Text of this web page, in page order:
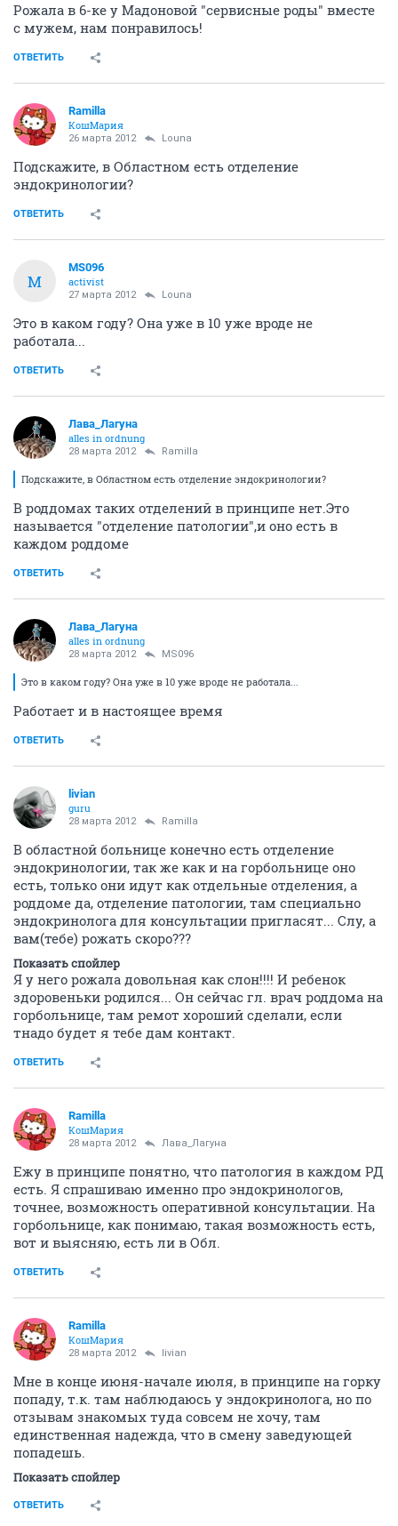
Рожала в 6-ке у Мадоновой "сервисные роды" вместе
с мужем, нам понравилось!
ОТВЕТИТЬ
Ramilla
КошМария
26 марта 2012 Louna
Подскажите, в Областном есть отделение
эндокринологии?
ОТВЕТИТЬ
M
MS096
activist
27 марта 2012 Louna
Это в каком году? Она уже в 10 уже вроде не
работала...
ОТВЕТИТЬ
Лава_Лагуна
alles in ordnung
28 марта 2012 Ramilla
Подскажите, в Областном есть отделение эндокринологии?
В роддомах таких отделений в принципе нет.Это
называется "отделение патологии",и оно есть в
каждом роддоме
ОТВЕТИТЬ
Лава_Лагуна
alles in ordnung
28 марта 2012 MS096
Это в каком году? Она уже в 10 уже вроде не работала...
Работает и в настоящее время
ОТВЕТИТЬ
livian
guru
28 марта 2012 Ramilla
В областной больнице конечно есть отделение
эндокринологии, так же как и на горбольнице оно
есть, только они идут как отдельные отделения, а
роддоме да, отделение патологии, там специально
эндокринолога для консультации пригласят... Слу, а
вам(тебе) рожать скоро???
Показать спойлер
Я у него рожала довольная как слон!!!! И ребенок
здоровеньки родился... Он сейчас гл. врач роддома на
горбольнице, там ремот хороший сделали, если
тнадо будет я тебе дам контакт.
ОТВЕТИТЬ
Ramilla
КошМария
28 марта 2012 Лава_Лагуна
Ежу в принципе понятно, что патология в каждом РД
есть. Я спрашиваю именно про эндокринологов,
точнее, возможность оперативной консультации. На
горбольнице, как понимаю, такая возможность есть,
вот и выясняю, есть ли в Обл.
ОТВЕТИТЬ
Ramilla
КошМария
28 марта 2012 livian
Мне в конце июня-начале июля, в принципе на горку
попаду, т.к. там наблюдаюсь у эндокринолога, но по
отзывам знакомых туда совсем не хочу, там
единственная надежда, что в смену заведующей
попадешь.
Показать спойлер
ОТВЕТИТЬ